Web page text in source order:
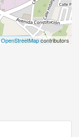
OpenStreetMapcontributors